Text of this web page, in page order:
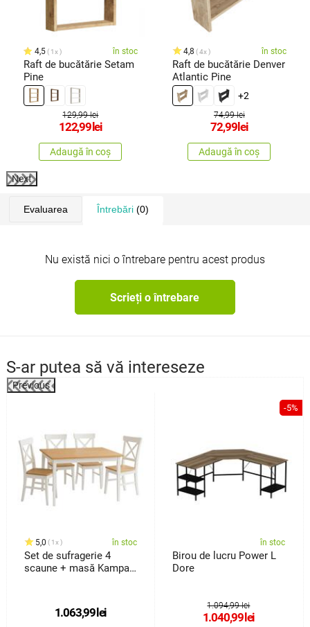
4,5 1x în stoc
Raft de bucătărie Setam
Pine
129,99 lei
122,99lei
Adaugă în coș
4,8 4x în stoc
Raft de bucătărie Denver
Atlantic Pine
+2
74,99 lei
72,99lei
Adaugă în coș
Next
Evaluarea Întrebări(0)
Nu există nici o întrebare pentru acest produs
Scrieți o întrebare
S-ar putea să vă intereseze
Previous
5,0 1x în stoc
Set de sufragerie 4
scaune + masă Kampali,
1.063,99 lei
-5%
în stoc
Birou de lucru Power L
Dore
1.094,99 lei
1.040,99 lei